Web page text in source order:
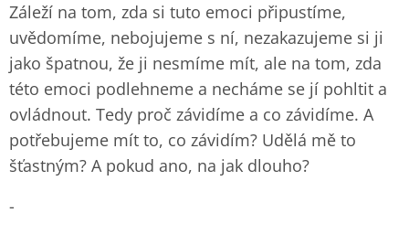
Záleží na tom, zda si tuto emoci připustíme,
uvědomíme, nebojujeme s ní, nezakazujeme si ji
jako špatnou, že ji nesmíme mít, ale na tom, zda
této emoci podlehneme a necháme se jí pohltit a
ovládnout. Tedy proč závidíme a co závidíme. A
potřebujeme mít to, co závidím? Udělá mě to
šťastným? A pokud ano, na jak dlouho?
-